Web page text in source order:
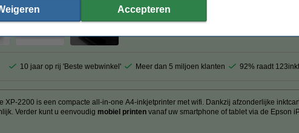
1
10 jaar op rij 'Beste webwinkel' Meer dan 5 miljoen klanten 92% raadt
XP-2200 is een compacte all-in-one A4-inkjetprinter met wifi. Dankzij afzonderlijke
Verder kunt u eenvoudig mobiel printen vanaf uw smartphone of tablet via de Epson
Accepteren